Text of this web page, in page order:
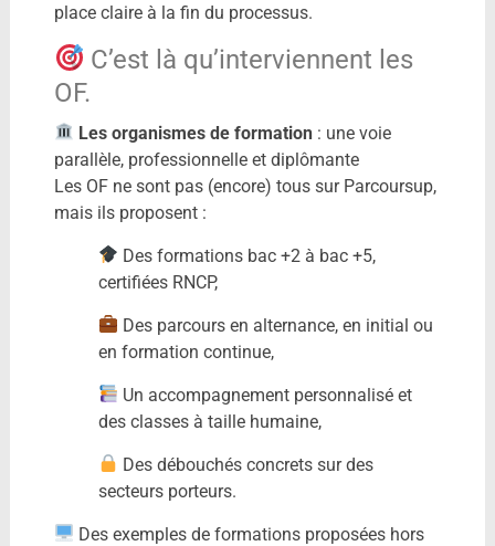
place claire à la fin du processus.
C’est là qu’interviennent les
OF.
Les organismes de formation : une voie
parallèle, professionnelle et diplômante
Les OF ne sont pas (encore) tous sur Parcoursup,
mais ils proposent :
Des formations bac +2 à bac +5,
certifiées RNCP,
Des parcours en alternance, en initial ou
en formation continue,
Un accompagnement personnalisé et
des classes à taille humaine,
Des débouchés concrets sur des
secteurs porteurs.
Des exemples de formations proposées hors